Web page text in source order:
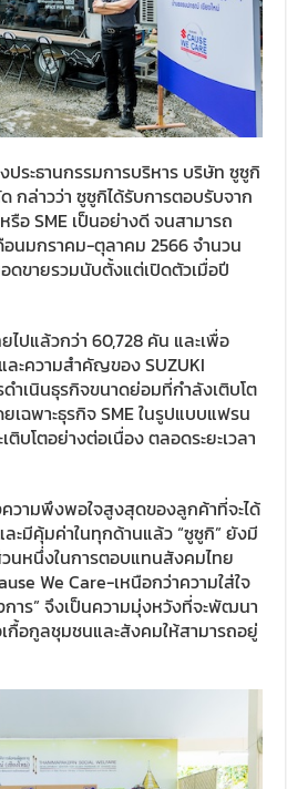
ระธานกรรมการบริหาร บริษัท ซูซูกิ
กล่าวว่า ซูซูกิได้รับการตอบรับจาก
อ SME เป็นอย่างดี จนสามารถ
อนมกราคม-ตุลาคม 2566 จำนวน
ดขายรวมนับตั้งแต่เปิดตัวเมื่อปี
ไปแล้วกว่า 60,728 คัน และเพื่อ
ะความสำคัญของ SUZUKI
ดำเนินธุรกิจขนาดย่อมที่กำลังเติบโต
เฉพาะธุรกิจ SME ในรูปแบบแฟรน
บโตอย่างต่อเนื่อง ตลอดระยะเวลา
วามพึงพอใจสูงสุดของลูกค้าที่จะได้
มีคุ้มค่าในทุกด้านแล้ว “ซูซูกิ” ยังมี
วนหนึ่งในการตอบแทนสังคมไทย
We Care-เหนือกว่าความใส่ใจ
การ” จึงเป็นความมุ่งหวังที่จะพัฒนา
กื้อกูลชุมชนและสังคมให้สามารถอยู่